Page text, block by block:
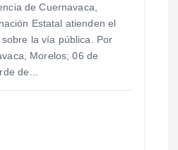
de Cuernavaca,
Estatal atienden el
la vía pública. Por
Morelos; 06 de
de…